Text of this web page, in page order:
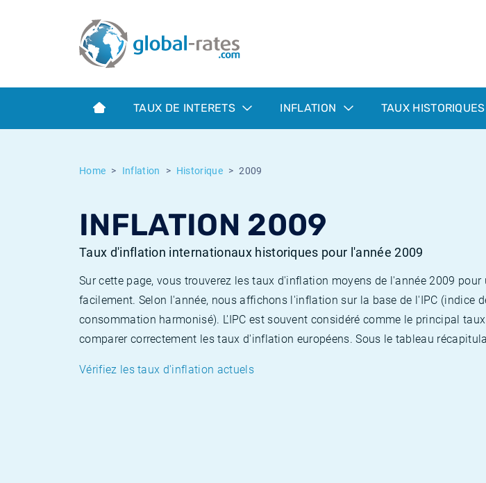
TAUX DE INTERETS INFLATION TAUX HISTORIQUES
Home Inflation Historique 2009
INFLATION 2009
Taux d'inflation internationaux historiques pour l'année 2009
Sur cette page, vous trouverez les taux d'inflation moyens de l'année 2009
facilement. Selon l'année, nous affichons l'inflation sur la base de l'IPC (indice
consommation harmonisé). L'IPC est souvent considéré comme le principal
comparer correctement les taux d'inflation européens. Sous le tableau
Vérifiez les taux d'inflation actuels
Term SOFR
Qu'est-ce que l'inflation IPC?
Qu'est-ce que l'inflation IPCH?
Taux Euribor historiques
Taux ESTER historiques
Taux d'inflation historiques
Calculateur d’inflation